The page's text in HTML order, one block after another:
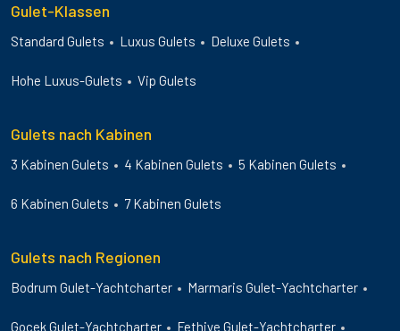
Gulet-Klassen
Standard Gulets Luxus Gulets Deluxe Gulets
Hohe Luxus-Gulets Vip Gulets
Gulets nach Kabinen
3 Kabinen Gulets 4 Kabinen Gulets 5 Kabinen Gulets
6 Kabinen Gulets 7 Kabinen Gulets
Gulets nach Regionen
Bodrum Gulet-Yachtcharter Marmaris Gulet-Yachtcharter
Gocek Gulet-Yachtcharter Fethiye Gulet-Yachtcharter